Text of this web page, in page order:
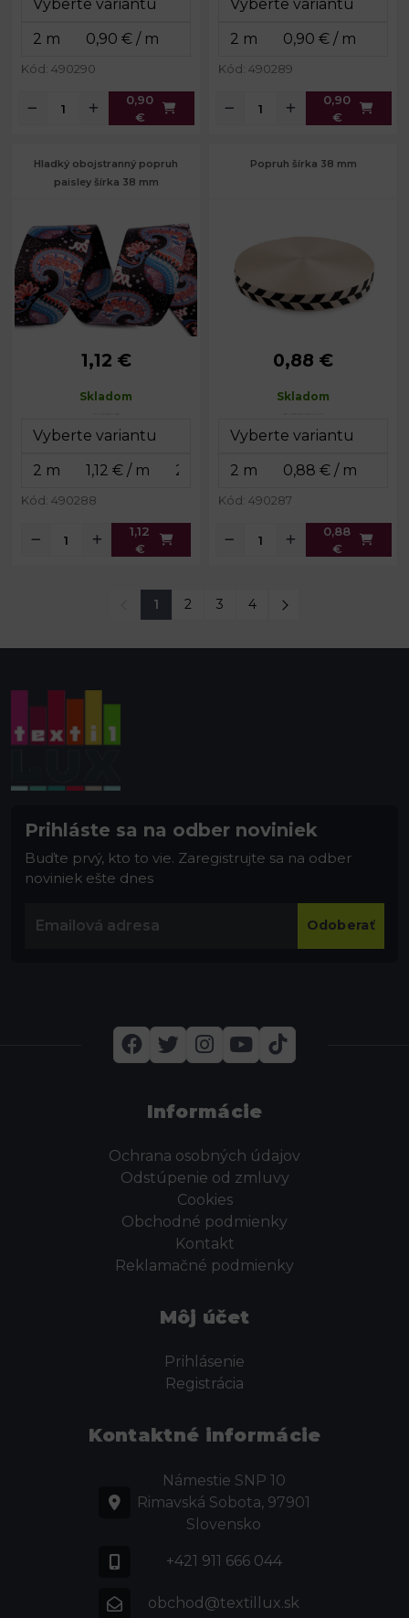
Kód: 490290
0,90
€
Kód: 490289
0,90
€
Hladký obojstranný popruh
paisley šírka 38 mm
38 mm
1,12 €
Skladom
Kód: 490288
1,12
€
Popruh šírka 38 mm
38 mm
0,88 €
Skladom
Kód: 490287
0,88
€
1 2 3 4
Prihláste sa na odber noviniek
Buďte prvý, kto to vie. Zaregistrujte sa na odber
noviniek ešte dnes
Odoberať
Informácie
Ochrana osobných údajov
Odstúpenie od zmluvy
Cookies
Obchodné podmienky
Kontakt
Reklamačné podmienky
Môj účet
Prihlásenie
Registrácia
Kontaktné informácie
Námestie SNP 10
Rimavská Sobota, 97901
Slovensko
+421 911 666 044
obchod@textillux.sk